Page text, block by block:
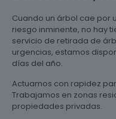
Cuando un árbol cae por
riesgo inminente, no hay
servicio de retirada de
urgencias, estamos
días del año.
Actuamos con rapidez
Trabajamos en zonas
propiedades privadas.